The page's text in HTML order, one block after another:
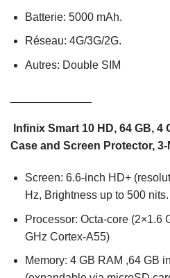
Batterie: 5000 mAh.
Réseau: 4G/3G/2G.
Autres: Double SIM
Infinix Smart 10 HD, 64 GB, 4
Case and Screen Protector,
Screen: 6.6-inch HD+
Hz, Brightness up to 500 nits.
Processor: Octa-core (2×1.6
GHz Cortex-A55)
Memory: 4 GB RAM ,64 GB